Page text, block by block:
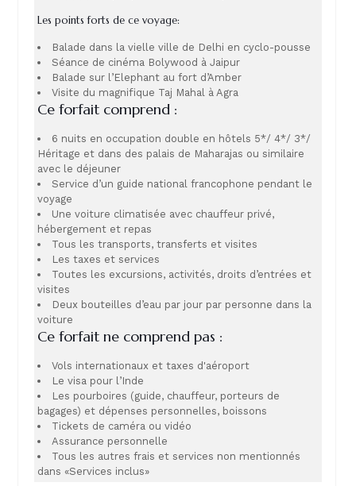
Les points forts de ce voyage:
Balade dans la vielle ville de Delhi en cyclo-pousse
Séance de cinéma Bolywood à Jaipur
Balade sur l’Elephant au fort d’Amber
Visite du magnifique Taj Mahal à Agra
Ce forfait comprend :
6 nuits en occupation double en hôtels 5*/ 4*/ 3*/
Héritage et dans des palais de Maharajas ou similaire
avec le déjeuner
Service d’un guide national francophone pendant le
voyage
Une voiture climatisée avec chauffeur privé,
hébergement et repas
Tous les transports, transferts et visites
Les taxes et services
Toutes les excursions, activités, droits d’entrées et
visites
Deux bouteilles d’eau par jour par personne dans la
voiture
Ce forfait ne comprend pas :
Vols internationaux et taxes d'aéroport
Le visa pour l’Inde
Les pourboires (guide, chauffeur, porteurs de
bagages) et dépenses personnelles, boissons
Tickets de caméra ou vidéo
Assurance personnelle
Tous les autres frais et services non mentionnés
dans «Services inclus»